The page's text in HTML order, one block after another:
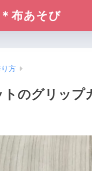
布あそび
方
のグリップ